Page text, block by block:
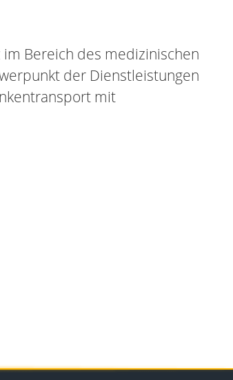
Bereich des medizinischen
der Dienstleistungen
mit